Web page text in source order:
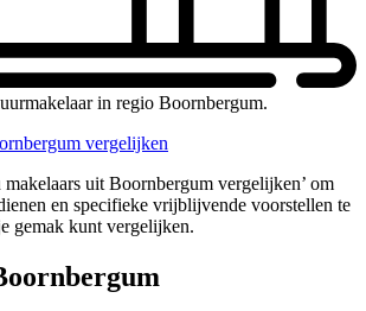
in regio Boornbergum.
vergelijken
uit Boornbergum vergelijken’ om
en specifieke vrijblijvende voorstellen te
gemak kunt vergelijken.